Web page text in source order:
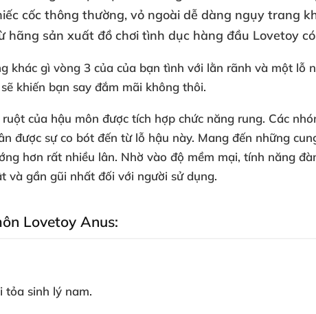
cốc thông thường, vỏ ngoài dễ dàng ngụy trang
hãng sản xuất đồ chơi tình dục hàng đầu Lovetoy
khác gì vòng 3 của của bạn tình với lằn rãnh và một lỗ
sẽ khiến bạn say đắm mãi không thôi.
ruột của hậu môn được tích hợp chức năng rung. Các
được sự co bót đến từ lỗ hậu này. Mang đến những
hơn rất nhiều lân. Nhờ vào độ mềm mại, tính năng
và gần gũi nhất đối với người sử dụng.
Lovetoy Anus:
tỏa sinh lý nam.